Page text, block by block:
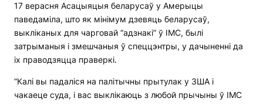
17 верасня Асацыяцыя беларусаў у Амерыцы
паведаміла, што як мінімум дзевяць беларусаў,
выкліканых для чарговай “адзнакі” ў ІМС, былі
затрыманыя і змешчаныя ў спеццэнтры, у дачыненні да
іх праводзяцца праверкі.
“Калі вы падаліся на палітычны прытулак у ЗША і
чакаеце суда, і вас выклікаюць з любой прычыны ў ІМС